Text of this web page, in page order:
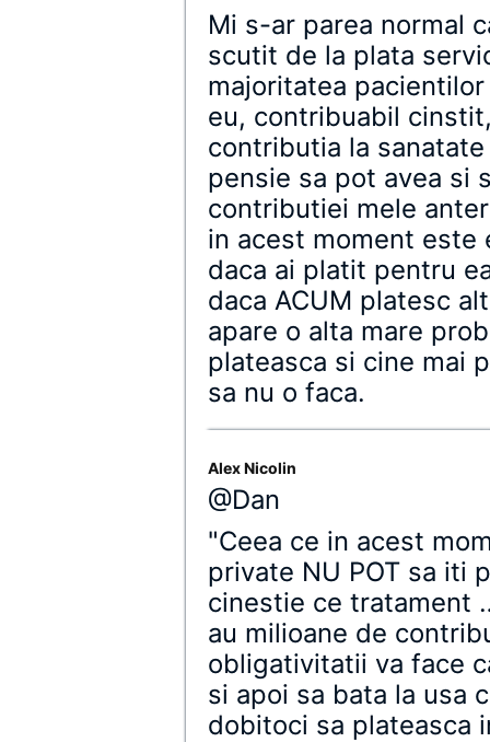
Mi s-ar parea normal
scutit de la plata
majoritatea
eu, contribuabil
contributia la
pensie sa pot avea si
contributiei mele
in acest moment este
daca ai platit pentru
daca ACUM platesc
apare o alta mare
plateasca si cine mai
sa nu o faca.
Alex Nicolin
@Dan
"Ceea ce in acest
private NU POT sa iti
cinestie ce tratament
au milioane de
obligativitatii va face
si apoi sa bata la usa
dobitoci sa plateasca